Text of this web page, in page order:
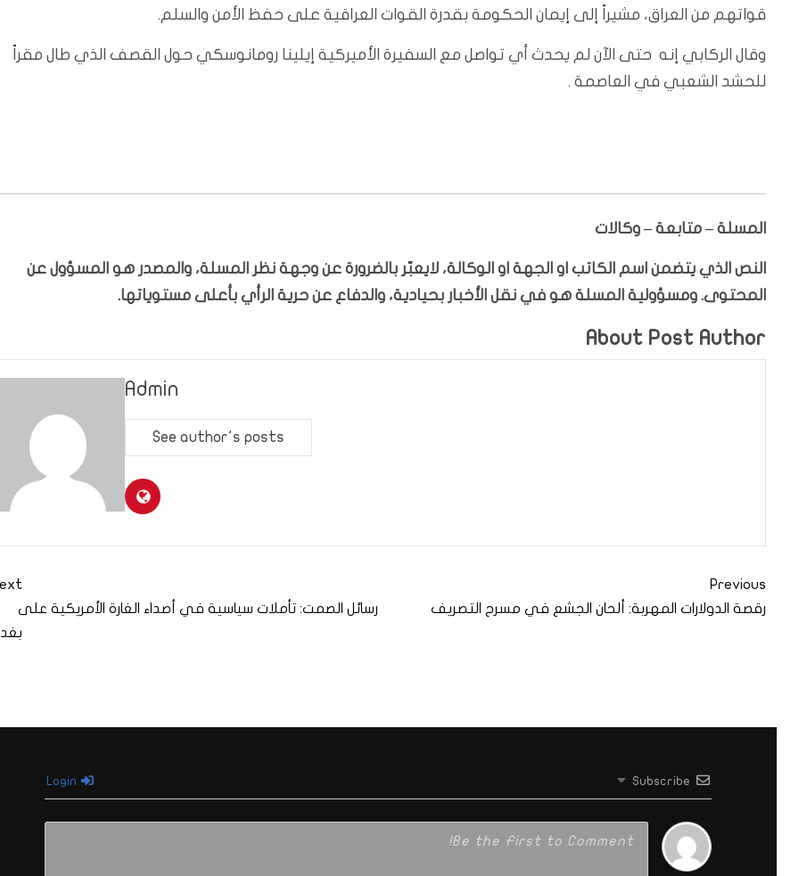
قواتهم من العراق، مشيراً إلى إيمان الحكومة بقدرة القوات العراقية على حفظ الأمن والسلم.
وقال الركابي إنه حتى الآن لم يحدث أي تواصل مع السفيرة الأميركية إيلينا رومانوسكي حول القصف الذي طال مقراً
للحشد الشعبي في العاصمة .
المسلة – متابعة – وكالات
النص الذي يتضمن اسم الكاتب او الجهة او الوكالة، لايعبّر بالضرورة عن وجهة نظر المسلة، والمصدر هو المسؤول عن
المحتوى. ومسؤولية المسلة هو في نقل الأخبار بحيادية، والدفاع عن حرية الرأي بأعلى مستوياتها.
About Post Author
Admin
See author's posts
Previous
رقصة الدولارات المهربة: ألحان الجشع في مسرح التصريف
رسائل الصمت: تأملات سياسية في أصداء الغارة الأمريكية على
Subscribe